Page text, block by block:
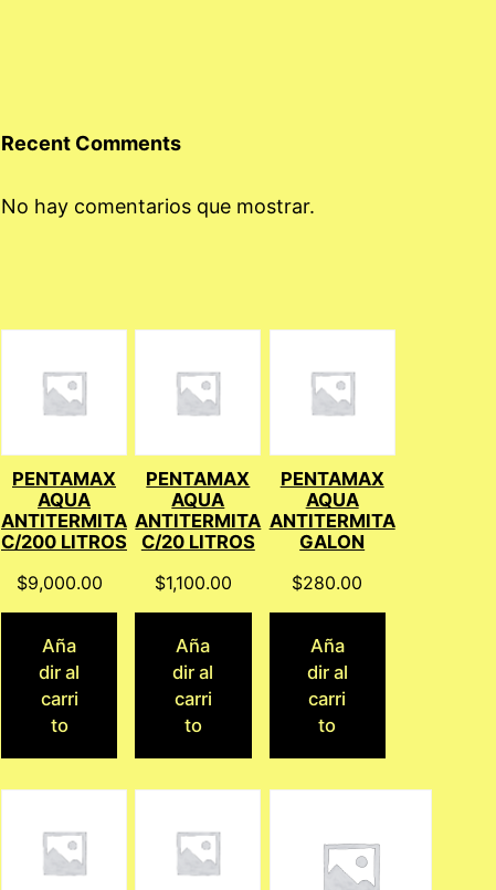
Recent Comments
No hay comentarios que mostrar.
PENTAMAX
AQUA
ANTITERMITA
C/200 LITROS
$9,000.00
Aña
dir al
carri
to
PENTAMAX
AQUA
ANTITERMITA
C/20 LITROS
$1,100.00
Aña
dir al
carri
to
PENTAMAX
AQUA
ANTITERMITA
GALON
$280.00
Aña
dir al
carri
to